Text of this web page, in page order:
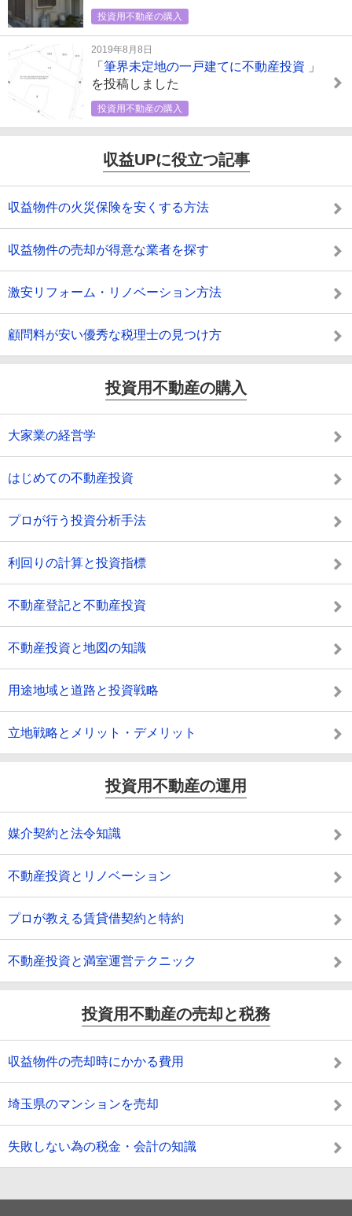
投資用不動産の購入
2019年8月8日
「 筆界未定地の一戸建てに不動産投資
」
を投稿しました
投資用不動産の購入
収益UPに役立つ記事
収益物件の火災保険を安くする方法
収益物件の売却が得意な業者を探す
激安リフォーム・リノベーション方法
顧問料が安い優秀な税理士の見つけ方
投資用不動産の購入
大家業の経営学
はじめての不動産投資
プロが行う投資分析手法
利回りの計算と投資指標
不動産登記と不動産投資
不動産投資と地図の知識
用途地域と道路と投資戦略
立地戦略とメリット・デメリット
投資用不動産の運用
媒介契約と法令知識
不動産投資とリノベーション
プロが教える賃貸借契約と特約
不動産投資と満室運営テクニック
投資用不動産の売却と税務
収益物件の売却時にかかる費用
埼玉県のマンションを売却
失敗しない為の税金・会計の知識